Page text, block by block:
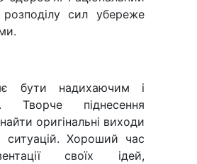
сил убереже
бути надихаючим і
Творче піднесення
оригінальні виходи
ситуацій. Хороший час
своїх ідей,